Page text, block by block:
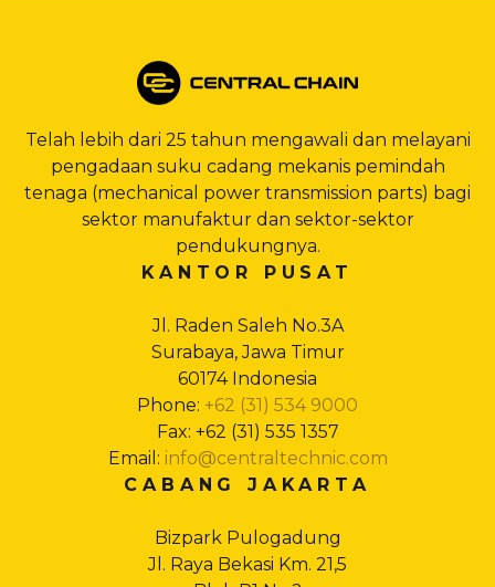
Telah lebih dari 25 tahun mengawali dan melayani
pengadaan suku cadang mekanis pemindah
tenaga (mechanical power transmission parts) bagi
sektor manufaktur dan sektor-sektor
pendukungnya.
KANTOR PUSAT
Jl. Raden Saleh No.3A
Surabaya, Jawa Timur
60174 Indonesia
Phone: +62 (31) 534 9000
Fax: +62 (31) 535 1357
Email: info@centraltechnic.com
CABANG JAKARTA
Bizpark Pulogadung
Jl. Raya Bekasi Km. 21,5